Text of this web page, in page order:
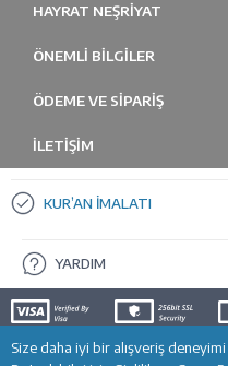
Size daha iyi bir alışveriş
HAYRAT NEŞRIYAT
ÖNEMLI BILGILER
ÖDEME VE SİPARİŞ
İLETİŞİM
KUR’AN İMALATI
YARDIM